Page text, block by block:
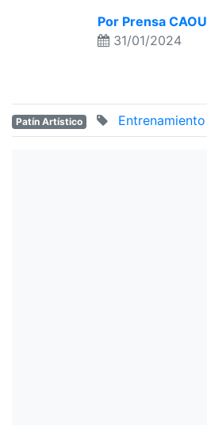
Por Prensa CAOU
31/01/2024
Patín Artístico Entrenamiento